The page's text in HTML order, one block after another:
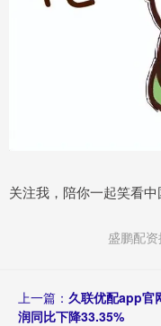
关注我，陪你一起笑看中
盛鹏配
上一篇： 久联优配app官
润同比下降33.35%